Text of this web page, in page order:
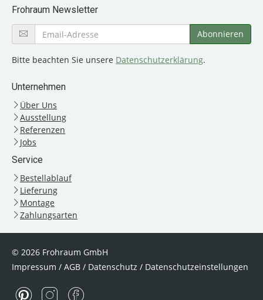
Frohraum Newsletter
Bitte beachten Sie unsere Datenschutzerklärung.
Unternehmen
Über Uns
Ausstellung
Referenzen
Jobs
Service
Bestellablauf
Lieferung
Montage
Zahlungsarten
© 2026 Frohraum GmbH
Impressum / AGB / Datenschutz / Datenschutzeinstellungen